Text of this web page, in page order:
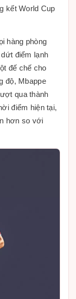
kết World Cup
hàng phòng
điểm lạnh
đế chế cho
độ, Mbappe
qua thành
điểm hiện tại,
hơn so với